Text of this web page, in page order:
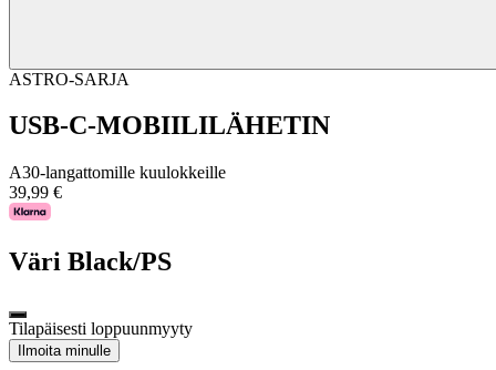
ASTRO-SARJA
USB-C-MOBIILILÄHETIN
A30-langattomille kuulokkeille
39,99 €
Väri Black/PS
Tilapäisesti loppuunmyyty
Ilmoita minulle